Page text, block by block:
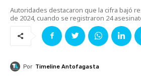
Autoridades destacaron que la cifra bajó
de 2024, cuando se registraron 24
Por Timeline Antofagasta